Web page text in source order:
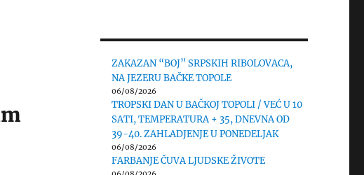
ZAKAZAN “BOJ” SRPSKIH RIBOLOVACA,
NA JEZERU BAČKE TOPOLE
06/08/2026
TROPSKI DAN U BAČKOJ TOPOLI / VEĆ U 10
SATI, TEMPERATURA + 35, DNEVNA OD
39-40. ZAHLADJENJE U PONEDELJAK
06/08/2026
FARBANJE ČUVA LJUDSKE ŽIVOTE